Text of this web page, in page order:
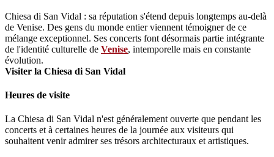
Chiesa di San Vidal : sa réputation s'étend depuis longtemps au-delà
de Venise. Des gens du monde entier viennent témoigner de ce
mélange exceptionnel. Ses concerts font désormais partie intégrante
de l'identité culturelle de Venise, intemporelle mais en constante
évolution.
Visiter la Chiesa di San Vidal
Heures de visite
La Chiesa di San Vidal n'est généralement ouverte que pendant les
concerts et à certaines heures de la journée aux visiteurs qui
souhaitent venir admirer ses trésors architecturaux et artistiques.